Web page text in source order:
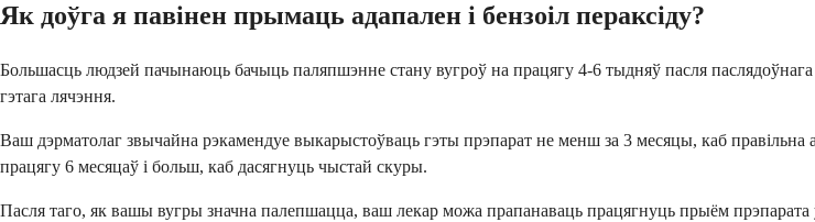
Як доўга я павінен прымаць адапален і бензоіл пераксіду?
Большасць людзей пачынаюць бачыць паляпшэнне стану вугроў на працягу 4-6 тыдняў пасля
гэтага лячэння.
Ваш дэрматолаг звычайна рэкамендуе выкарыстоўваць гэты прэпарат не менш за 3 месяцы, каб
працягу 6 месяцаў і больш, каб дасягнуць чыстай скуры.
Пасля таго, як вашы вугры значна палепшацца, ваш лекар можа прапанаваць працягнуць прыём прэпарата